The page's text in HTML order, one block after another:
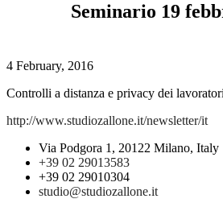
Seminario 19
4 February, 2016
Controlli a distanza e privacy dei lavoratori
http://www.studiozallone.it/newsletter/it
Via Podgora 1, 20122 Milano, Italy
+39 02 29013583
+39 02 29010304
studio@studiozallone.it